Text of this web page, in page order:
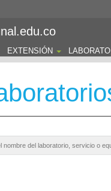
EXTENSIÓN